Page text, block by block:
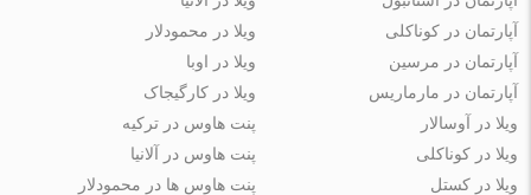
آپارتمان در کوناکلی
آپارتمان در مرسین
آپارتمان در مارماریس
ویلا در محمودلار
ویلا در اوبا
ویلا در کارگیجاک
ویلا در آوسالار
ویلا در کوناکلی
ویلا در کستل
پنت هاوس در ترکیه
پنت هاوس در آلانیا
پنت هاوس ها در محمودلار